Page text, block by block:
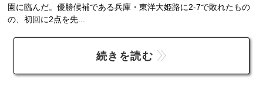
園に臨んだ。優勝候補である兵庫・東洋大姫路に2-7で敗れたもの
の、初回に2点を先...
続きを読む